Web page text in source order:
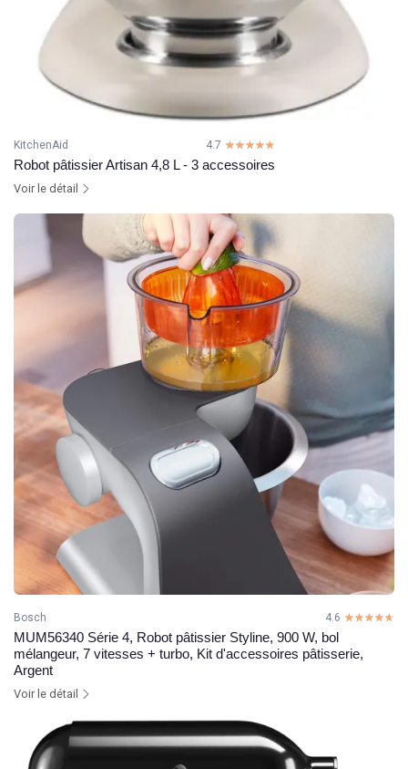
KitchenAid 4.7 ☆☆☆☆☆
★★★★★
Robot pâtissier Artisan 4,8 L - 3 accessoires
Voir le détail
Bosch 4.6 ☆☆☆☆☆
★★★★★
MUM56340 Série 4, Robot pâtissier Styline, 900 W, bol
mélangeur, 7 vitesses + turbo, Kit d'accessoires pâtisserie,
Argent
Voir le détail